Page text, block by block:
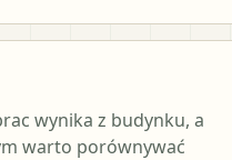
wynika z budynku, a
warto porównywać